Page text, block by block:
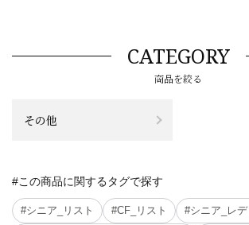
CATEGORY
商品を絞る
その他
#この商品に関するタグで探す
#シニア_リスト #CF_リスト #シニア_レ